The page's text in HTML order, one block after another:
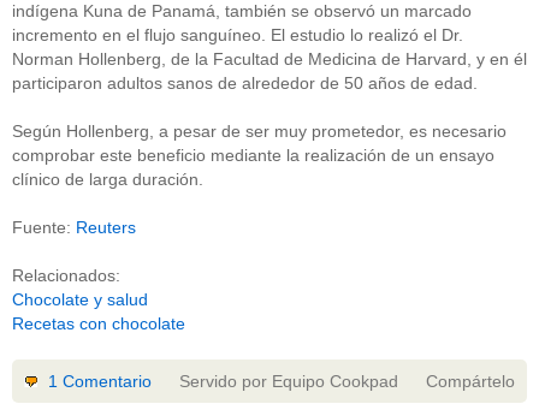
indígena Kuna de Panamá, también se observó un marcado
incremento en el flujo sanguíneo. El estudio lo realizó el Dr.
Norman Hollenberg, de la Facultad de Medicina de Harvard, y en él
participaron adultos sanos de alrededor de 50 años de edad.
Según Hollenberg, a pesar de ser muy prometedor, es necesario
comprobar este beneficio mediante la realización de un ensayo
clínico de larga duración.
Fuente: Reuters
Relacionados:
Chocolate y salud
Recetas con chocolate
Servido por Equipo Cookpad
1 Comentario Compártelo